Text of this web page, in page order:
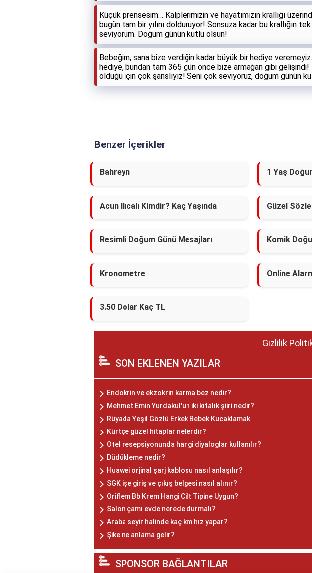
Küçük prensesim… Kalplerimizin ve hayatımızın krallığı
bugün tam bir yılını dolduruyor! Sonsuza kadar bu krallığın
seviyorum. Doğum günün kutlu olsun!
Bebeğim, sana bize verdiğin kadar büyük bir hediye
hediye, bundan tam 365 gün önce bize armağan gibi
olduğu için çok şanslıyız! Seni çok seviyoruz, doğum günün
Benzer İçerikler
Bahreyn 1 Yaş
Acun Ilıcalı Kimdir? Kaç Yaşında Güzel
Resimli Doğum Günü Mesajları Komik
Kronometre Online
3.50 Dolar Kaç TL
Gizlilik
SON EKLENEN YAZILAR
Endokrin ve ekzokrin karma bez nedir?
Mehmet Emin Yurdakul'un iki kıtalık şiiri nedir?
Rüyada Yeşil Gözlü Erkek Bebek Kucaklamak
Kürtçe güzel hitaplar nelerdir?
Otel resepsiyonunda hangi diyaloglar kullanılır?
Düdükleme nedir?
Huawei orjinal şarj kablosu nasıl anlaşılır?
SGK işe giriş ve çıkış belgesi nasıl alınır?
Oriflem Bb Krem Hangi Cilt Tipine Uygun?
Salon çamı evde nerede durmalı?
Araba seyir halinde kaç km hız yapar?
Şike ne anlama gelir?
SPONSOR BAĞLANTILAR